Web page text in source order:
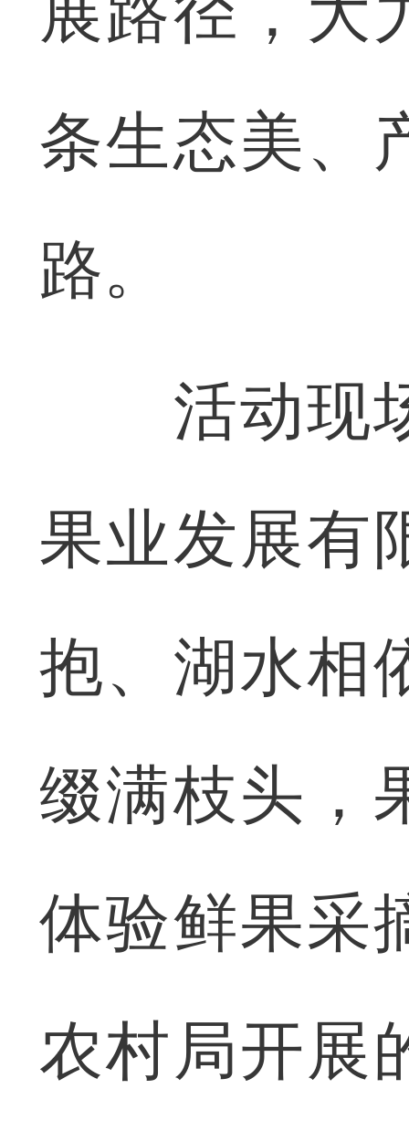
条生态美、
路。
活动现场
果业发展有
抱、湖水相
缀满枝头，
体验鲜果采
农村局开展